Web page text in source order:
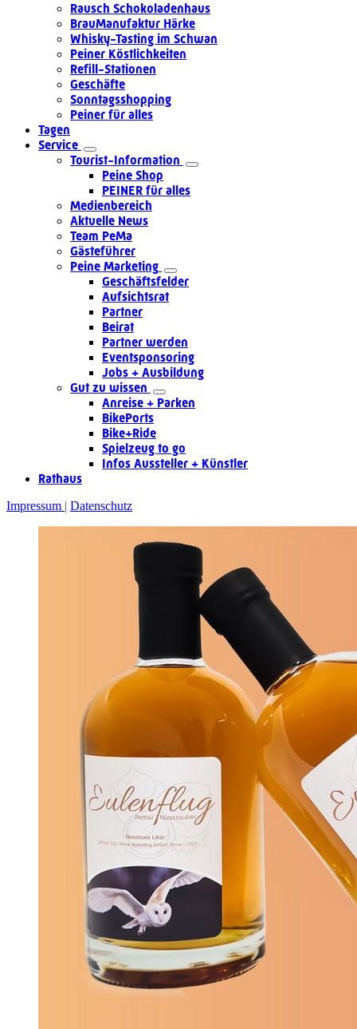
Rausch Schokoladenhaus
BrauManufaktur Härke
Whisky-Tasting im Schwan
Peiner Köstlichkeiten
Refill-Stationen
Geschäfte
Sonntagsshopping
Peiner für alles
Tagen
Service
Tourist-Information
Peine Shop
PEINER für alles
Medienbereich
Aktuelle News
Team PeMa
Gästeführer
Peine Marketing
Geschäftsfelder
Aufsichtsrat
Partner
Beirat
Partner werden
Eventsponsoring
Jobs + Ausbildung
Gut zu wissen
Anreise + Parken
BikePorts
Bike+Ride
Spielzeug to go
Infos Aussteller + Künstler
Rathaus
Impressum Datenschutz